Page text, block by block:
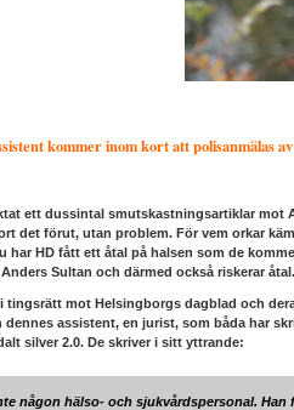
kommer inom kort att polisanmälas
ett dussintal smutskastningsartiklar mot
det förut, utan problem. För vem orkar
har HD fått ett åtal på halsen som de
Sultan och därmed också riskerar åtal.
i tingsrätt mot Helsingborgs dagblad och
assistent, en jurist, som båda har
silver 2.0. De skriver i sitt yttrande:
någon hälso- och sjukvårdspersonal.